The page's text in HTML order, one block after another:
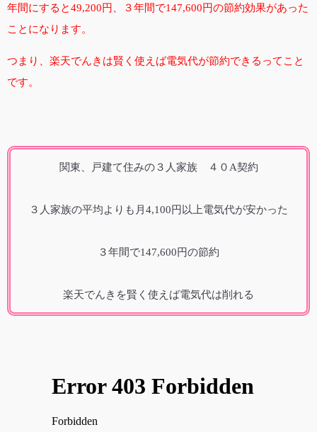
年間にすると49,200円、３年間で147,600円の節約効果があった
ことになります。
つまり、楽天でんきは賢く使えば電気代が節約できるってこと
です。
関東、戸建て住みの３人家族 ４０A契約
３人家族の平均よりも月4,100円以上電気代が安かった
３年間で147,600円の節約
楽天でんきを賢く使えば電気代は削れる